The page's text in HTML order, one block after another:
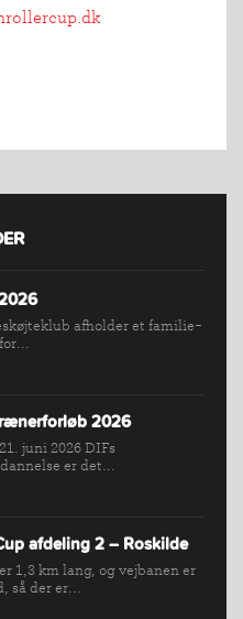
afholder et familie-
2026
juni 2026 DIFs
er det...
afdeling 2 – Roskilde
1,3 km lang, og vejbanen er
så der er...